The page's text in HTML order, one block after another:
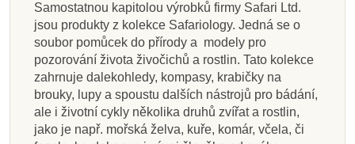
Samostatnou kapitolou výrobků firmy Safari Ltd.
jsou produkty z kolekce Safariology. Jedná se o
soubor pomůcek do přírody a modely pro
pozorování života živočichů a rostlin. Tato kolekce
zahrnuje dalekohledy, kompasy, krabičky na
brouky, lupy a spoustu dalších nástrojů pro bádání,
ale i životní cykly několika druhů zvířat a rostlin,
jako je např. mořská želva, kuře, komár, včela, či